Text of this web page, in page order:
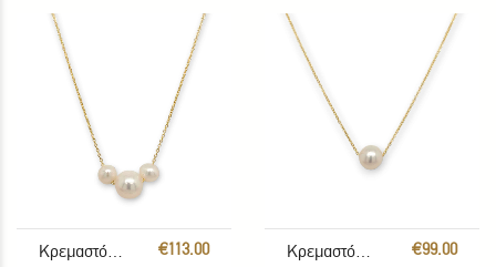
€113.00 €99.00